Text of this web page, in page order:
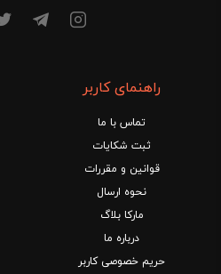
راهنمای کاربر
تماس با ما
ثبت شکایات
قوانین و مقررات
نحوه ارسال
مارکا بلاگ
درباره ما
حریم خصوصی کاربر